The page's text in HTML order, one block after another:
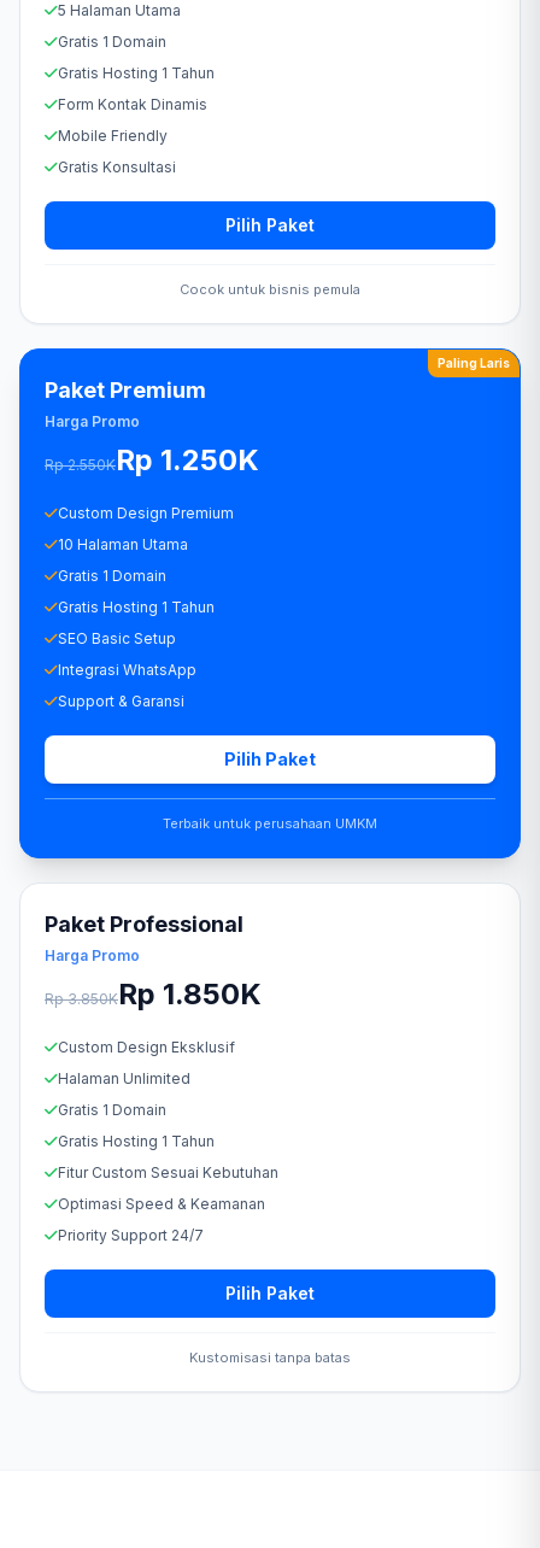
5 Halaman Utama
Gratis 1 Domain
Gratis Hosting 1 Tahun
Form Kontak Dinamis
Mobile Friendly
Gratis Konsultasi
Pilih Paket
Cocok untuk bisnis pemula
Paling Laris
Paket Premium
Harga Promo
Rp 2.550KRp 1.250K
Custom Design Premium
10 Halaman Utama
Gratis 1 Domain
Gratis Hosting 1 Tahun
SEO Basic Setup
Integrasi WhatsApp
Support & Garansi
Pilih Paket
Terbaik untuk perusahaan UMKM
Paket Professional
Harga Promo
Rp 3.850KRp 1.850K
Custom Design Eksklusif
Halaman Unlimited
Gratis 1 Domain
Gratis Hosting 1 Tahun
Fitur Custom Sesuai Kebutuhan
Optimasi Speed & Keamanan
Priority Support 24/7
Pilih Paket
Kustomisasi tanpa batas